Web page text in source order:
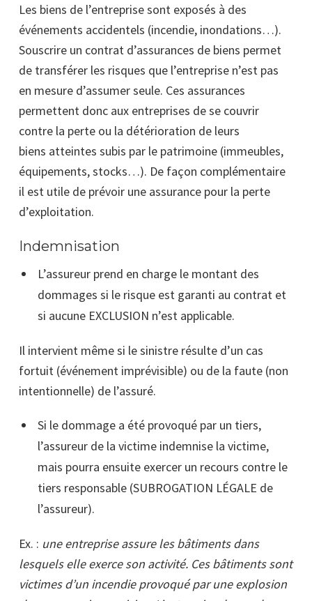
Les biens de l’entreprise sont exposés à des
événements accidentels (incendie, inondations…).
Souscrire un contrat d’assurances de biens permet
de transférer les risques que l’entreprise n’est pas
en mesure d’assumer seule. Ces assurances
permettent donc aux entreprises de se couvrir
contre la perte ou la détérioration de leurs
biens atteintes subis par le patrimoine (immeubles,
équipements, stocks…). De façon complémentaire
il est utile de prévoir une assurance pour la perte
d’exploitation.
Indemnisation
L’assureur prend en charge le montant des
dommages si le risque est garanti au contrat et
si aucune EXCLUSION n’est applicable.
Il intervient même si le sinistre résulte d’un cas
fortuit (événement imprévisible) ou de la faute (non
intentionnelle) de l’assuré.
Si le dommage a été provoqué par un tiers,
l’assureur de la victime indemnise la victime,
mais pourra ensuite exercer un recours contre le
tiers responsable (SUBROGATION LÉGALE de
l’assureur).
Ex. : une entreprise assure les bâtiments dans
lesquels elle exerce son activité. Ces bâtiments sont
victimes d’un incendie provoqué par une explosion